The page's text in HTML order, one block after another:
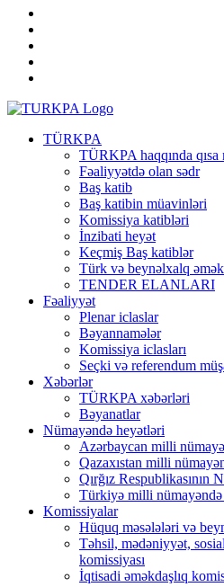
TÜRKPA
TÜRKPA haqqında qısa
Fəaliyyətdə olan sədr
Baş katib
Baş katibin müavinləri
Komissiya katibləri
İnzibati heyət
Keçmiş Baş katiblər
Türk və beynəlxalq
TENDER ELANLARI
Fəaliyyət
Plenar iclaslar
Bəyannamələr
Komissiya iclasları
Seçki və referendum
Xəbərlər
TÜRKPA xəbərləri
Bəyanatlar
Nümayəndə heyətləri
Azərbaycan milli
Qazaxıstan milli
Qırğız Respublikasının
Türkiyə milli nümayəndə
Komissiyalar
Hüquq məsələləri və
Təhsil, mədəniyyət,
komissiyası
İqtisadi əməkdaşlıq